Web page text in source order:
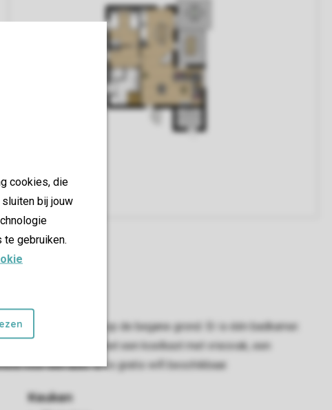
cookies, die
bij jouw
gebruiken.
één slaapkamer op de begane grond. Er is één badkamer.
een open keuken met een koelkast met vriesvak, een
voor één auto. Er is gratis wifi beschikbaar.
Keuken